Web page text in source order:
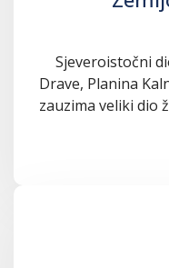
Sjeveroistočni
Drave, Planina
zauzima veliki dio